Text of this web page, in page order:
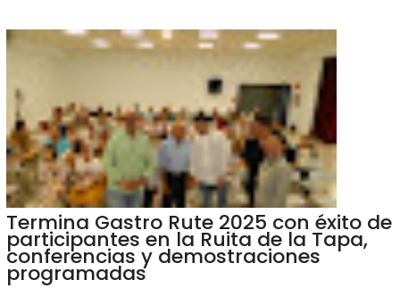
Termina Gastro Rute 2025 con éxito de
participantes en la Ruita de la Tapa,
conferencias y demostraciones
programadas